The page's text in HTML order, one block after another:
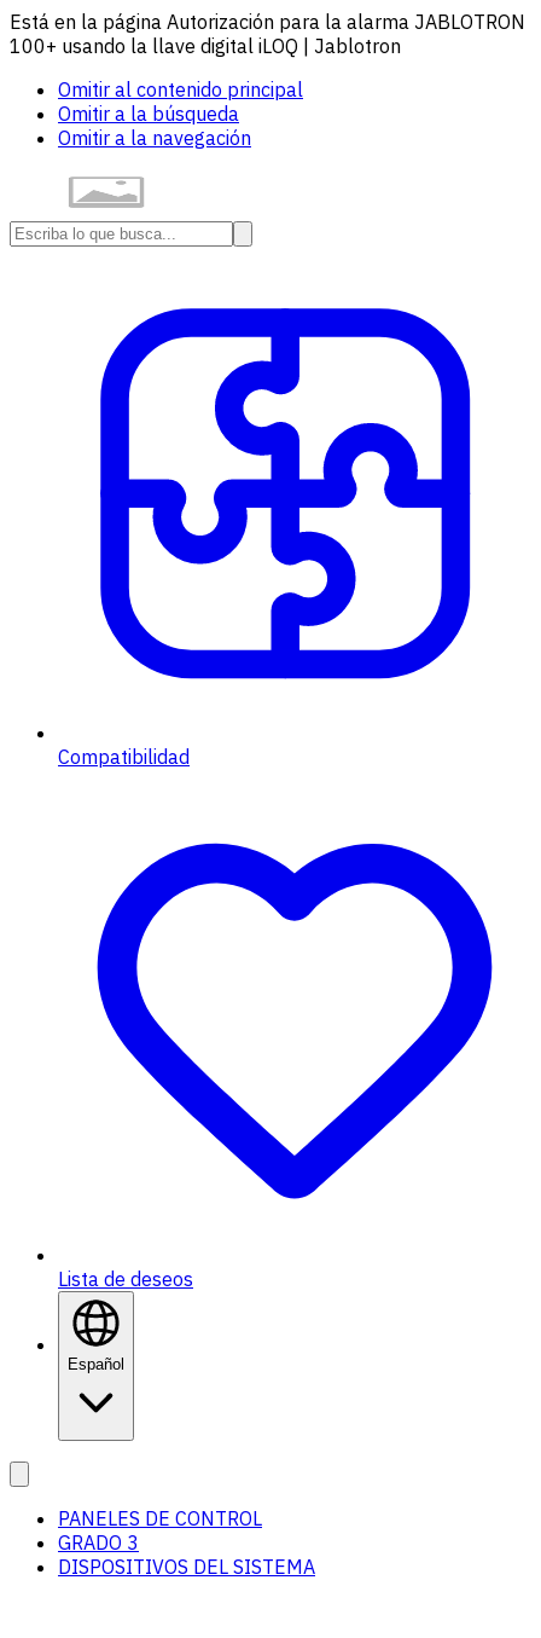
Está en la página Autorización para la alarma JABLOTRON
100+ usando la llave digital iLOQ | Jablotron
Omitir al contenido principal
Omitir a la búsqueda
Omitir a la navegación
Compatibilidad
Lista de deseos
Español
PANELES DE CONTROL
GRADO 3
DISPOSITIVOS DEL SISTEMA